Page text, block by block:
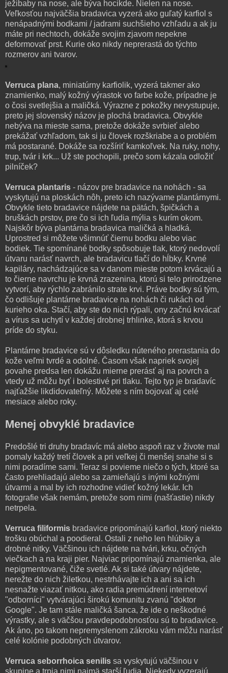
ježibaby na nose, ale býva hocikde. Nielen na nose.
Veľkosťou najväčšia bradavica vyzerá ako guľatý karfiol s
nenápadnými bodkami / jadrami suchšieho vzhľadu a ak ju
máte pri nechtoch, dokáže svojim zjavom nepekne
deformovať prst. Kurie oko nikdy neprerastá do týchto
rozmerov ani tvarov.
Verruca plana, miniatúrny karfiolik, vyzerá takmer ako
znamienko, malý kožný výrastok vo farbe kože, prípadne je
o čosi svetlejšia a maličká. Výrazne z pokožky nevystupuje,
preto jej slovenský názov je plochá bradavica. Obvykle
nebýva na mieste sama, pretože dokáže svrbieť alebo
prekážať vzhľadom, tak si ju človek rozškriabe a o problém
má postarané. Dokáže sa rozšíriť kamkoľvek. Na ruky, nohy,
trup, tvár i krk... Už ste pochopili, prečo som kázala odložiť
pilníček?
Verruca plantaris - názov pre bradavice na nohách - sa
vyskytujú na ploskách nôh, preto ich nazývame plantárnymi.
Obvykle tieto bradavice nájdete na pätách, špičkách a
bruškách prstov, pre čo si ich ľudia mýlia s kurím okom.
Najskôr býva plantárna bradavica maličká a hladká.
Uprostred si môžete všimnúť čiernu bodku alebo viac
bodiek. Tie spomínané bodky spôsobuje tlak, ktorý nedovolí
útvaru narásť navrch, ale bradavicu tlačí do hĺbky. Krvné
kapiláry, nachádzajúce sa v danom mieste potom krvácajú a
to čierne navrchu je krvná zrazenina, ktorú si telo prirodzene
vytvorí, aby rýchlo zabránilo strate krvi. Práve bodky sú tým,
čo odlišuje plantárne bradavice na nohách či rukách od
kurieho oka. Stačí, aby ste do nich rýpali, ony začnú krvácať
a vírus sa uchytí v každej drobnej trhlinke, ktorá s krvou
príde do styku.
Plantárne bradavice sú v dôsledku núteného prerastania do
kože veľmi tvrdé a odolné. Časom však napriek svojej
povahe predsa len dokážu mierne prerásť aj na povrch a
vtedy už môžu byť i bolestivé pri tlaku. Tejto typ je bradavíc
najťažšie likdidovateľný. Môžete s ním bojovať aj celé
mesiace alebo roky.
Menej obvyklé bradavice
Predošlé tri druhy bradavíc má alebo aspoň raz v živote mal
pomaly každý tretí človek a pri veľkej či menšej snahe si s
nimi poradíme sami. Teraz si povieme niečo o tých, ktoré sa
často prehliadajú alebo sa zamieňajú s inými kožnými
útvarmi a mal by ich rozhodne vidieť kožný lekár. Ich
fotografie však nemám, pretože som nimi (našťastie) nikdy
netrpela.
Verruca filiformis bradavice pripomínajú karfiol, ktorý niekto
trošku obúchal a poodieral. Ostali z neho len hlúbiky a
drobné nitky. Väčšinou ich nájdete na tvári, krku, očných
viečkach a na kraji pier. Najviac pripomínajú znamienka, ale
nepigmentované, čiže svetlé. Ak si také útvary nájdete,
nerežte do nich žiletkou, nestrhávajte ich a ani sa ich
nesnažte viazať nitkou, ako radia premúdrení internetoví
"odborníci" vytvárajúci širokú komunitu zvanú "doktor
Google". Je tam stále maličká šanca, že ide o neškodné
výrastky, ale s väčšou pravdepodobnosťou sú to bradavice.
Ak áno, po takom nepremyslenom zákroku vám môžu narásť
celé kolónie podobných útvarov.
Verruca seborrhoica senilis sa vyskytujú väčšinou v
skupine a trpia nimi najmä starší ľudia. Niekedy vyzerajú